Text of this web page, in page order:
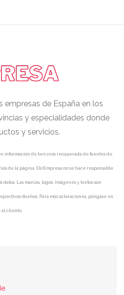
empresas de España en los
y especialidades donde
y servicios.
información de terceros recuperada de fuentes de
de la página. DirEmpresa no se hace responsable
Las marcas, logos, imágenes y textos son
dueños. Para más aclaraciones, póngase en
al cliente.